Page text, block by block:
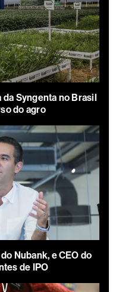
da Syngenta no Brasil
do agro
Nubank, e CEO do
de IPO